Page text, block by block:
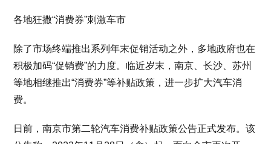
各地狂撒“消费券”刺激车市
除了市场终端推出系列年末促销活动之外，多地政府也在
积极加码“促销费”的力度。临近岁末，南京、长沙、苏州
等地相继推出“消费券”等补贴政策，进一步扩大汽车消
费。
日前，南京市第二轮汽车消费补贴政策公告正式发布。该